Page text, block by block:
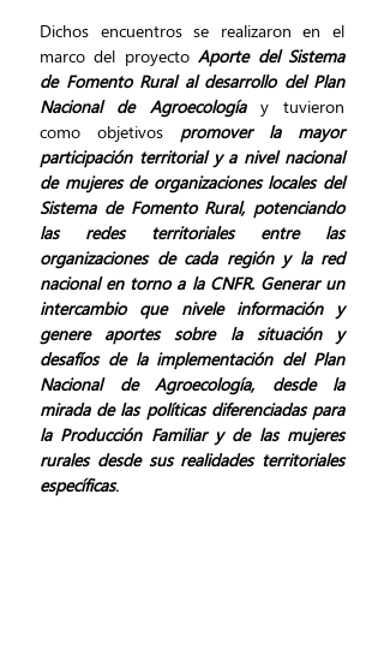
Dichos encuentros se realizaron en el
marco del proyecto Aporte del Sistema
de Fomento Rural al desarrollo del Plan
Nacional de Agroecología
y tuvieron
como objetivos promover la mayor
participación territorial y a nivel nacional
de mujeres de organizaciones locales del
Sistema de Fomento Rural, potenciando
las redes territoriales entre las
organizaciones de cada región y la red
nacional en torno a la CNFR. Generar un
intercambio que nivele información y
genere aportes sobre la situación y
desafíos de la implementación del Plan
Nacional de Agroecología, desde la
mirada de las políticas diferenciadas para
la Producción Familiar y de las mujeres
rurales desde sus realidades territoriales
específicas.